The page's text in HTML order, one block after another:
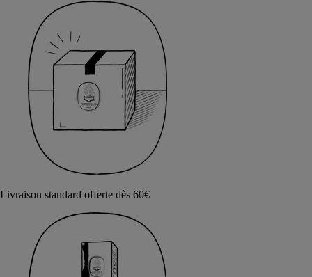
Livraison standard offerte dès 60€